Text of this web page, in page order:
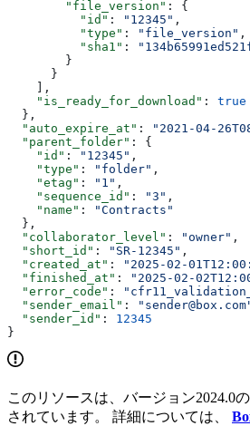
        "file_version"
: {
          "id"
: "12345" ,
          "type"
: "file_version" ,
          "sha1"
:
        }
      }
    ],
    "is_ready_for_download"
: true
  },
  "auto_expire_at"
: "2021-04-
  "parent_folder"
: {
    "id"
: "12345" ,
    "type"
: "folder" ,
    "etag"
: "1" ,
    "sequence_id"
: "3" ,
    "name"
:
"Contracts"
  },
  "collaborator_level"
: "owner" ,
  "short_id"
: "SR-12345" ,
  "created_at"
: "2025-02-
  "finished_at"
: "2025-02-
  "error_code"
:
  "sender_email"
:
  "sender_id"
: 12345
}
このリソースは、バージョン2024.0
されています。 詳細については、